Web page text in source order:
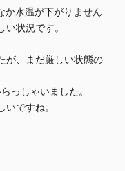
か水温が下がりません
状況です。
が、まだ厳しい状態の
っしゃいました。
ですね。